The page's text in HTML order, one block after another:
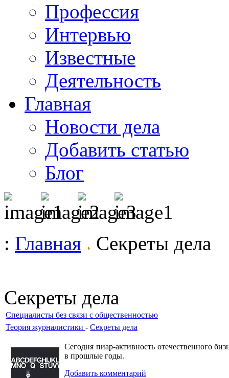
Профессия
Интервью
Известные
Деятельность
Главная
Новости дела
Добавить статью
Блог
: Главная Секреты дела
Секреты дела
Специалисты без связи с общественностью
Теория журналистики - Секреты дела
Сегодня пиар-активность отечественного
в прошлые годы.
Добавить комментарий